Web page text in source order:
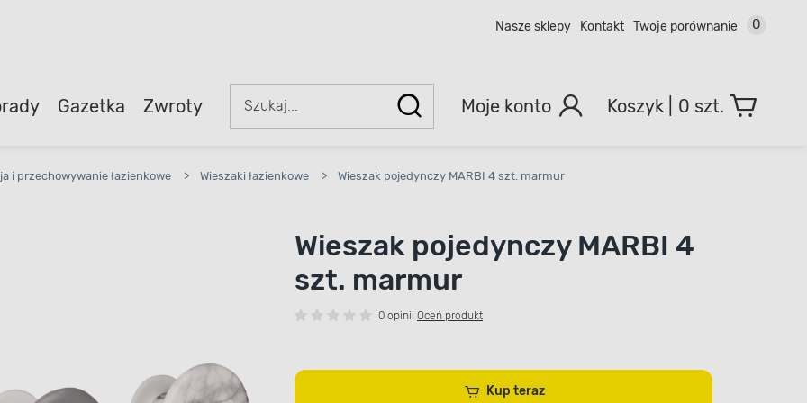
Nasze sklepy Kontakt Twoje porównanie 0
Gazetka Zwroty Moje konto 0 szt.
i przechowywanie łazienkowe > Wieszaki łazienkowe > Wieszak pojedynczy MARBI 4 szt. marmur
Wieszak pojedynczy MARBI 4
szt. marmur
0 opinii Oceń produkt
Kup teraz